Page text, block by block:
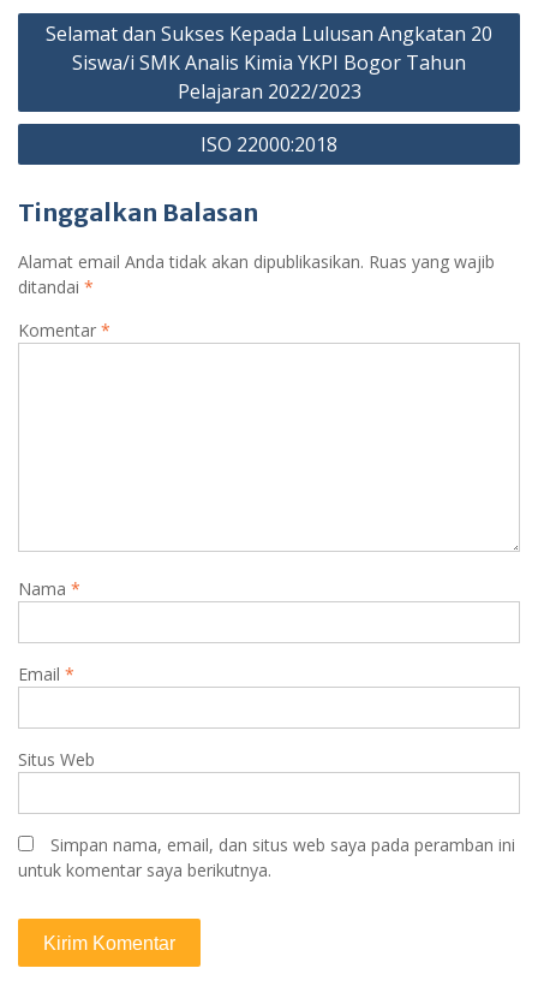
Navigasi
Selamat dan Sukses Kepada Lulusan Angkatan 20
Siswa/i SMK Analis Kimia YKPI Bogor Tahun
Pelajaran 2022/2023
ISO 22000:2018
Tinggalkan Balasan
Alamat email Anda tidak akan dipublikasikan. Ruas yang wajib
ditandai *
Komentar *
Nama *
Email *
Situs Web
Simpan nama, email, dan situs web saya pada peramban ini
untuk komentar saya berikutnya.